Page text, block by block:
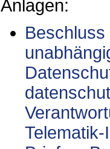
Anlagen: